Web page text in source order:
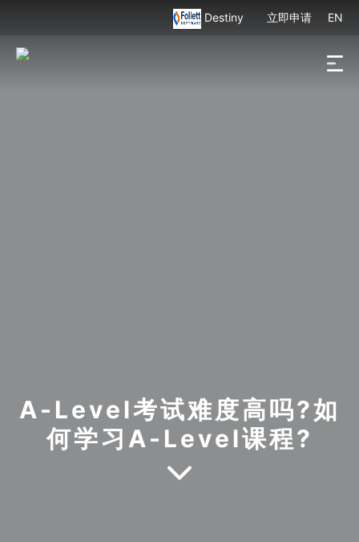
Destiny 立即申请 EN
A-Level考试难度高吗?如
何学习A-Level课程?